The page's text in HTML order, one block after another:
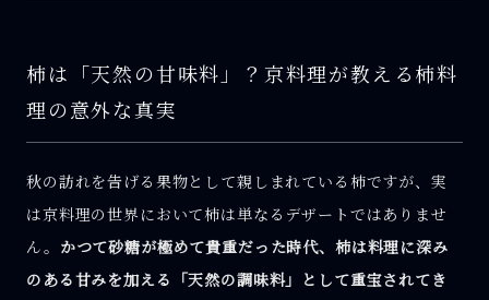
柿は「天然の甘味料」？京料理が教える柿料
理の意外な真実
秋の訪れを告げる果物として親しまれている柿ですが、実
は京料理の世界において柿は単なるデザートではありませ
ん。 かつて砂糖が極めて貴重だった時代、柿は料理に深み
のある甘みを加える「天然の調味料」として重宝されてき